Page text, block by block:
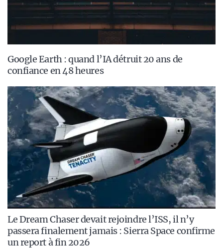
Google Earth : quand l’IA détruit 20 ans de
confiance en 48 heures
Le Dream Chaser devait rejoindre l’ISS, il n’y
passera finalement jamais : Sierra Space confirme
un report à fin 2026